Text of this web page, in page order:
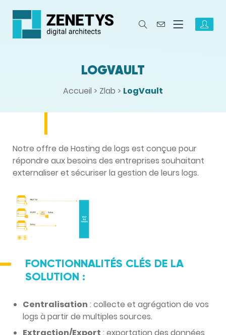
LOGVAULT
Accueil > Zlab > LogVault
Notre offre de Hosting de logs est conçue pour
répondre aux besoins des entreprises souhaitant
externaliser et sécuriser la gestion de leurs logs.
FONCTIONNALITÉS CLÉS DE LA
SOLUTION :
Centralisation : collecte et agrégation de vos
logs à partir de multiples sources.